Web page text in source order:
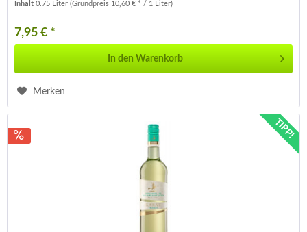
Inhalt0.75 Liter(Grundpreis 10,60 € * / 1 Liter)
7,95 € *
In den Warenkorb
Merken
TIPP!